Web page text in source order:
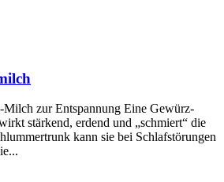
zur Entspannung Eine Gewürz-
stärkend, erdend und „schmiert“ die
kann sie bei Schlafstörungen